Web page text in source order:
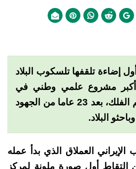
إضاءة تلقفها تلسكوب البلاد
أكبر مشروع علمي وطني في
البلاد في مجال علم الفلك، بعد 23 عاما من الجهود
البلاد.
العملاق الذي بدأ عمله
إلتقاط أول صورة ملونة لمركز